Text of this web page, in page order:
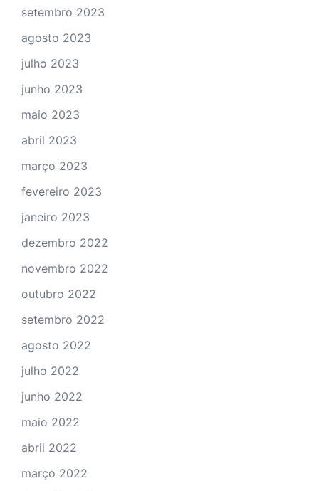
setembro 2023
agosto 2023
julho 2023
junho 2023
maio 2023
abril 2023
março 2023
fevereiro 2023
janeiro 2023
dezembro 2022
novembro 2022
outubro 2022
setembro 2022
agosto 2022
julho 2022
junho 2022
maio 2022
abril 2022
março 2022